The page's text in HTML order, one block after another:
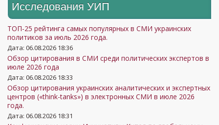
Исследования УИП
ТОП-25 рейтинга самых популярных в СМИ украинских
политиков за июль 2026 года.
Дата: 06.08.2026 18:36
Обзор цитирования в СМИ среди политических экспертов в
июле 2026 года
Дата: 06.08.2026 18:33
Обзор цитирования украинских аналитических и экспертных
центров («think-tanks») в электронных СМИ в июле 2026
года.
Дата: 06.08.2026 18:31